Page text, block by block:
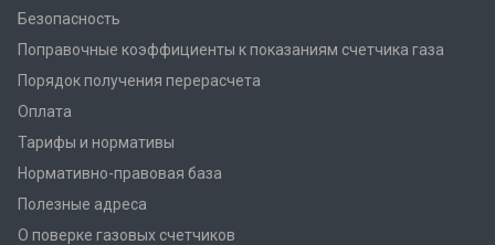
Безопасность
Поправочные коэффициенты к показаниям счетчика газа
Порядок получения перерасчета
Оплата
Тарифы и нормативы
Нормативно-правовая база
Полезные адреса
О поверке газовых счетчиков